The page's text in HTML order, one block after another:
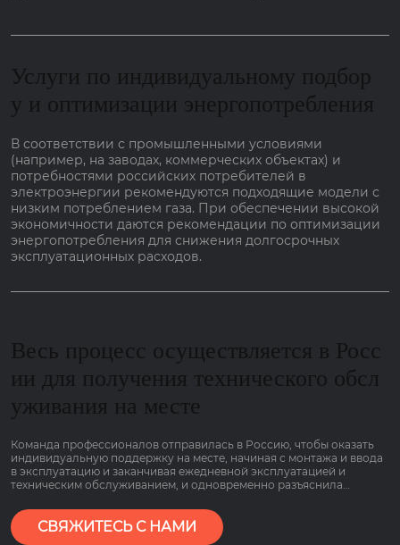
Услуги по индивидуальному подбор
у и оптимизации энергопотребления
В соответствии с промышленными условиями
(например, на заводах, коммерческих объектах) и
потребностями российских потребителей в
электроэнергии рекомендуются подходящие модели с
низким потреблением газа. При обеспечении высокой
экономичности даются рекомендации по оптимизации
энергопотребления для снижения долгосрочных
эксплуатационных расходов.
Весь процесс осуществляется в Росс
ии для получения технического обсл
уживания на месте
Команда профессионалов отправилась в Россию, чтобы оказать
индивидуальную поддержку на месте, начиная с монтажа и ввода
в эксплуатацию и заканчивая ежедневной эксплуатацией и
техническим обслуживанием, и одновременно разъяснила
потреблением газа и гарантией сроком на 2 года, чтобы клиенты
могли пользоваться им болеею спокойно.
СВЯЖИТЕСЬ С НАМИ